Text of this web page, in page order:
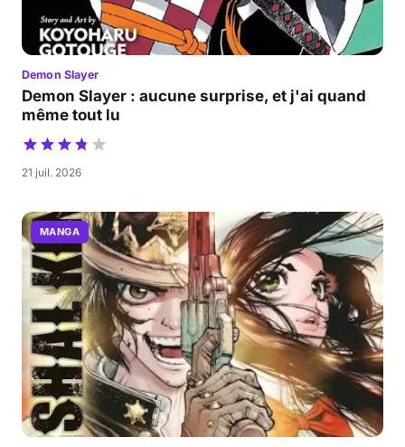
Demon Slayer
Demon Slayer : aucune surprise, et j'ai quand
même tout lu
21 juil. 2026
MANGA